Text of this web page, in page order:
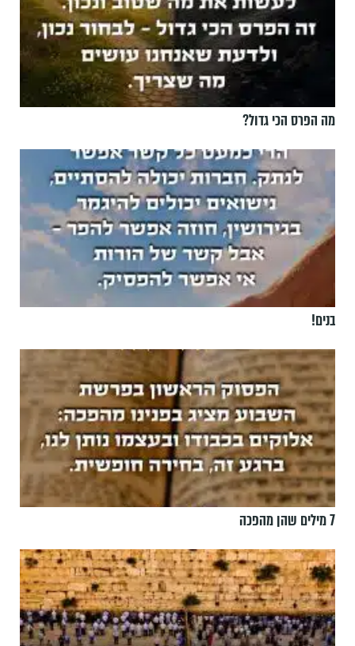
מה הפרס הכי גדול?
בנים!
7 מילים שהן מהפכה